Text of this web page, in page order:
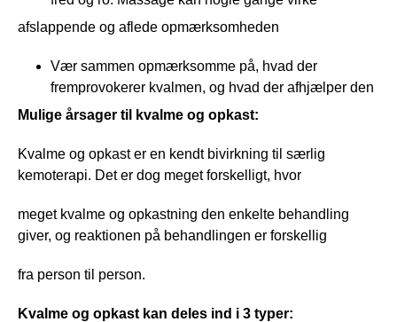
afslappende og aflede opmærksomheden
Vær sammen opmærksomme på, hvad der
fremprovokerer kvalmen, og hvad der afhjælper den
Mulige årsager til kvalme og opkast:
Kvalme og opkast er en kendt bivirkning til særlig
kemoterapi. Det er dog meget forskelligt, hvor
meget kvalme og opkastning den enkelte behandling
giver, og reaktionen på behandlingen er forskellig
fra person til person.
Kvalme og opkast kan deles ind i 3 typer: